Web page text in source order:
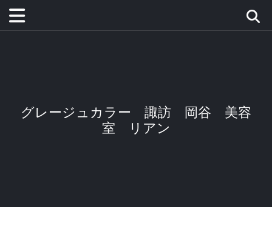
グレージュカラー 諏訪 岡谷 美容
室 リアン